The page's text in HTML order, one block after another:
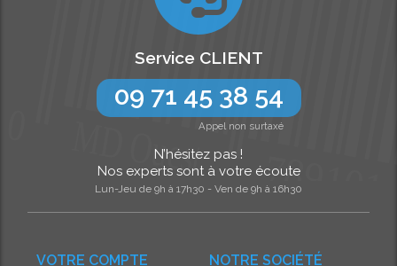
NOTRE SOCIÉTÉ
VOTRE COMPTE
Service CLIENT
09 71 45 38 54
Appel non surtaxé
N’hésitez pas !
Nos experts sont à votre écoute
Lun-Jeu de 9h à 17h30 - Ven de 9h à 16h30